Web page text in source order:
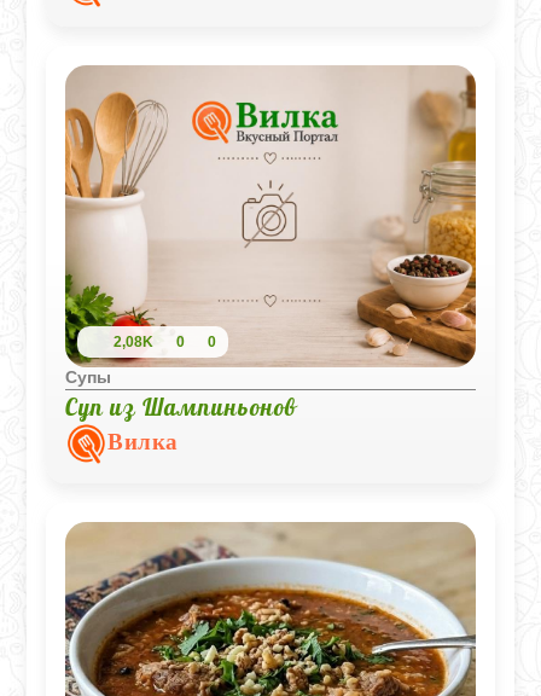
2,08K 0 0
Супы
Суп из Шампиньонов
Вилка